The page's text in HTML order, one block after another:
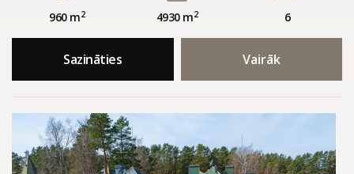
960 m2 4930 m2 6
Sazināties Vairāk